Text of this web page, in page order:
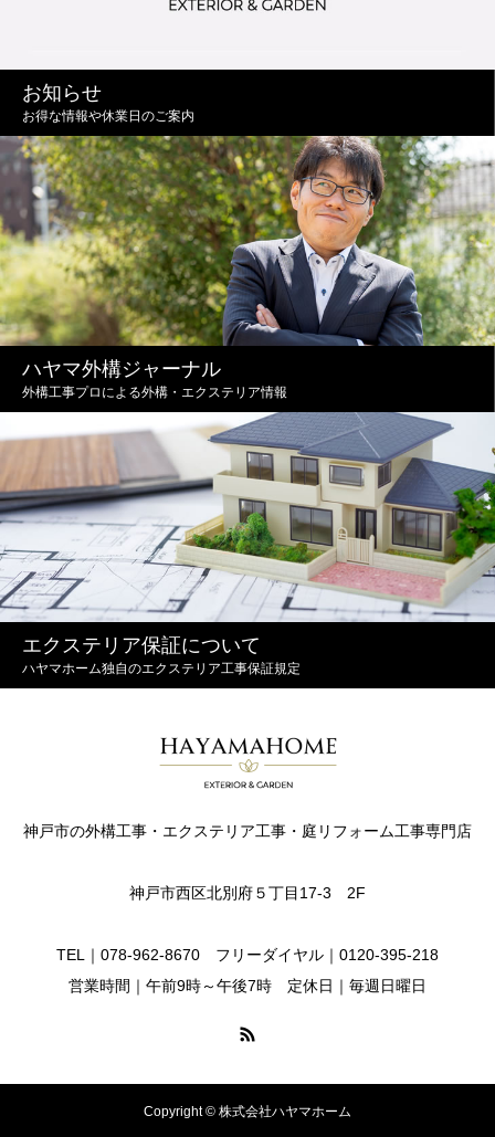
お知らせ
お得な情報や休業日のご案内
ハヤマ外構ジャーナル
外構工事プロによる外構・エクステリア情報
エクステリア保証について
ハヤマホーム独自のエクステリア工事保証規定
神戸市の外構工事・エクステリア工事・庭リフォーム工事専門店
神戸市西区北別府５丁目17-3 2F
TEL｜078-962-8670 フリーダイヤル｜0120-395-218
営業時間｜午前9時～午後7時 定休日｜毎週日曜日
Copyright © 株式会社ハヤマホーム